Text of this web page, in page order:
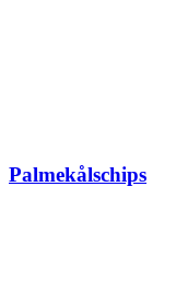
Palmekålschips